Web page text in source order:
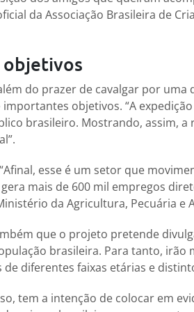
da Associação Brasileira de
do prazer de cavalgar por
objetivos. “A
brasileiro. Mostrando, assim,
esse é um setor que
mais de 600 mil empregos
da Agricultura, Pecuária e
que o projeto pretende
brasileira. Para tanto, irão
de diferentes faixas etárias e
tem a intenção de colocar em